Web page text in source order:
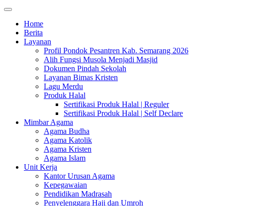
Home
Berita
Layanan
Profil Pondok Pesantren Kab. Semarang 2026
Alih Fungsi Musola Menjadi Masjid
Dokumen Pindah Sekolah
Layanan Bimas Kristen
Lagu Merdu
Produk Halal
Sertifikasi Produk Halal | Reguler
Sertifikasi Produk Halal | Self Declare
Mimbar Agama
Agama Budha
Agama Katolik
Agama Kristen
Agama Islam
Unit Kerja
Kantor Urusan Agama
Kepegawaian
Pendidikan Madrasah
Penyelenggara Haji dan Umroh